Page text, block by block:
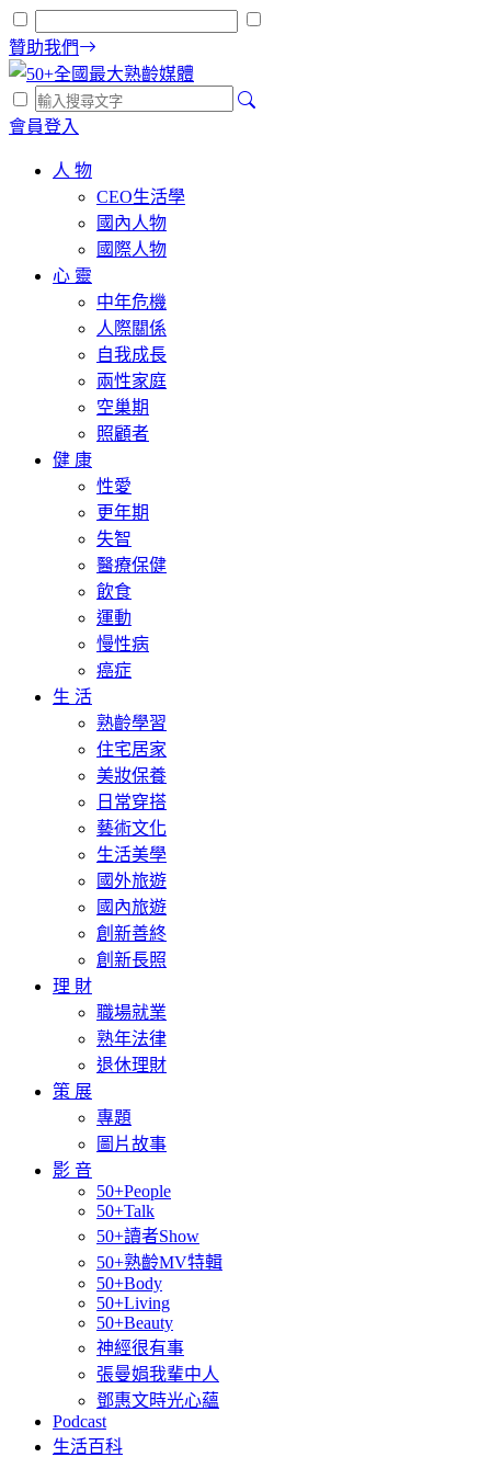
贊助我們
會員登入
人 物
CEO生活學
國內人物
國際人物
心 靈
中年危機
人際關係
自我成長
兩性家庭
空巢期
照顧者
健 康
性愛
更年期
失智
醫療保健
飲食
運動
慢性病
癌症
生 活
熟齡學習
住宅居家
美妝保養
日常穿搭
藝術文化
生活美學
國外旅遊
國內旅遊
創新善終
創新長照
理 財
職場就業
熟年法律
退休理財
策 展
專題
圖片故事
影 音
50+People
50+Talk
50+讀者Show
50+熟齡MV特輯
50+Body
50+Living
50+Beauty
神經很有事
張曼娟我輩中人
鄧惠文時光心蘊
Podcast
生活百科